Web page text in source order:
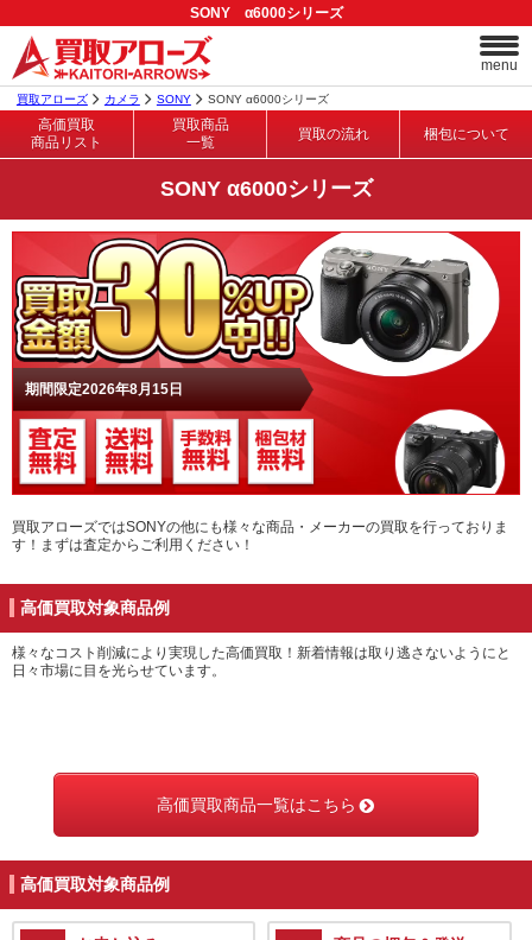
SONY α6000シリーズ
menu
買取アローズ カメラ SONY SONY α6000シリーズ
高価買取
商品リスト
買取商品
一覧
買取の流れ 梱包について
SONY α6000シリーズ
期間限定2026年8月15日
買取アローズではSONYの他にも様々な商品・メーカーの買取を行っておりま
す！まずは査定からご利用ください！
高価買取対象商品例
様々なコスト削減により実現した高価買取！新着情報は取り逃さないようにと
日々市場に目を光らせています。
高価買取商品一覧はこちら
高価買取対象商品例